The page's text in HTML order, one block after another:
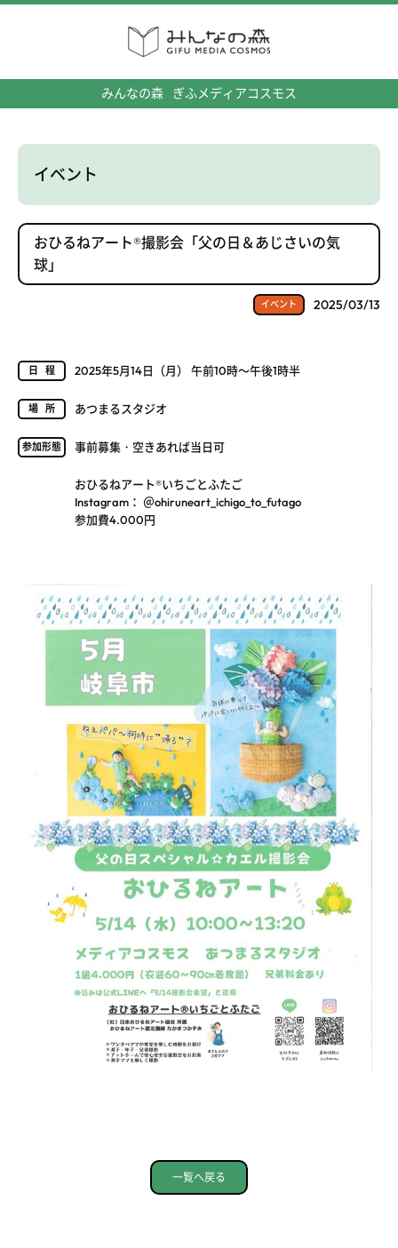
みんなの森 ぎふメディアコスモス
イベント
おひるねアート®撮影会「父の日＆あじさいの気
球」
イベント 2025/03/13
日程 2025年5月14日（月） 午前10時～午後1時半
場所 あつまるスタジオ
参加形態 事前募集・空きあれば当日可
おひるねアート®いちごとふたご
Instagram： ＠ohiruneart_ichigo_to_futago
参加費4.000円
一覧へ戻る